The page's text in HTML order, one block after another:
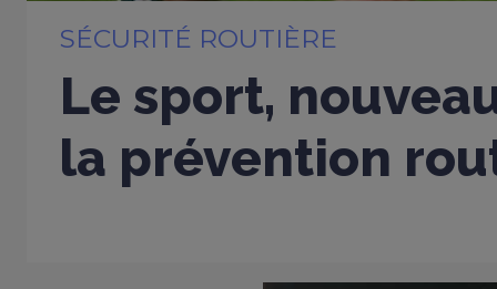
SÉCURITÉ ROUTIÈRE
Le sport,
la prévention